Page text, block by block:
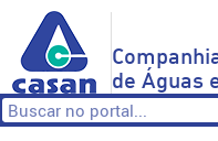
de Águas